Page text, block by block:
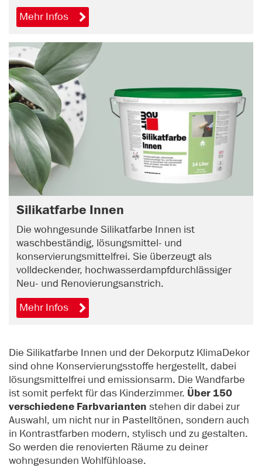
Mehr Infos
Silikatfarbe Innen
Die wohngesunde Silikatfarbe Innen ist
waschbeständig, lösungsmittel- und
konservierungsmittelfrei. Sie überzeugt als
volldeckender, hochwasserdampfdurchlässiger
Neu- und Renovierungsanstrich.
Mehr Infos
Die Silikatfarbe Innen und der Dekorputz KlimaDekor
sind ohne Konservierungsstoffe hergestellt, dabei
lösungsmittelfrei und emissionsarm. Die Wandfarbe
ist somit perfekt für das Kinderzimmer. Über 150
verschiedene Farbvarianten stehen dir dabei zur
Auswahl, um nicht nur in Pastelltönen, sondern auch
in Kontrastfarben modern, stylisch und zu gestalten.
So werden die renovierten Räume zu deiner
wohngesunden Wohlfühloase.